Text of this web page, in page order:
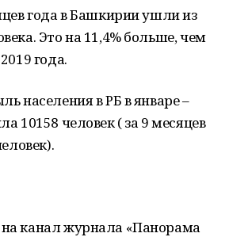
года в Башкирии ушли из
Это на 11,4% больше, чем
года.
населения в РБ в январе –
10158 человек ( за 9 месяцев
канал журнала «Панорама